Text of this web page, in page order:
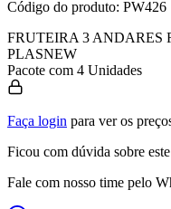
Código do produto: PW426
FRUTEIRA 3 ANDARES
PLASNEW
Pacote com 4 Unidades
Faça login para ver os
Ficou com dúvida sobre
Fale com nosso time pelo